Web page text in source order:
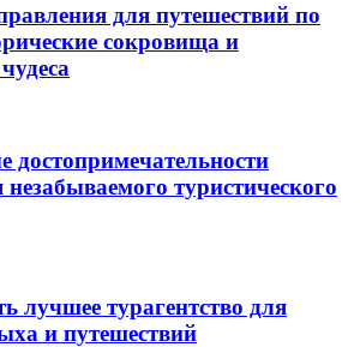
для путешествий по
сокровища и
достопримечательности
туристического
лучшее турагентство для
и путешествий